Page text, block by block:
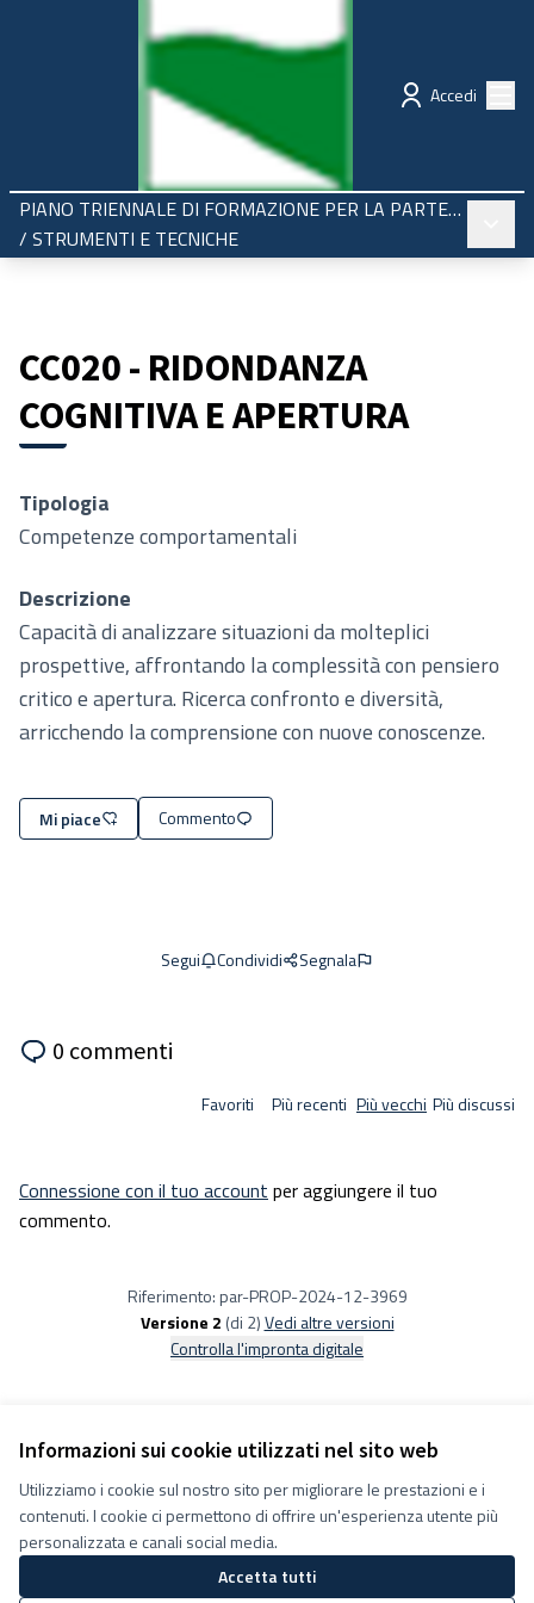
Informazioni sui cookie utilizzati nel sito web
Utilizziamo i cookie sul nostro sito per migliorare le prestazioni e i
contenuti. I cookie ci permettono di offrire un'esperienza utente più
personalizzata e canali social media.
Accetta tutti
Regione Emilia-Romagna Partecipazione
Accedi
PIANO TRIENNALE DI FORMAZIONE PER LA PARTECIPAZIONE 2025-2027
/ STRUMENTI E TECNICHE
CC020 - RIDONDANZA
COGNITIVA E APERTURA
Tipologia
Competenze comportamentali
Descrizione
Capacità di analizzare situazioni da molteplici
prospettive, affrontando la complessità con pensiero
critico e apertura. Ricerca confronto e diversità,
arricchendo la comprensione con nuove conoscenze.
Mi piace Commento
Segui Condividi Segnala
0 commenti
Favoriti Più recenti Più vecchi Più discussi
Connessione con il tuo account per aggiungere il tuo
commento.
Riferimento: par-PROP-2024-12-3969
Versione 2 (di 2) vedi altre versioni
Controlla l'impronta digitale
Termini e condizioni d''uso
Impostazioni Cookie
Decidiamo su Facebook
Decidiamo su YouTube
(Collegamento esterno)